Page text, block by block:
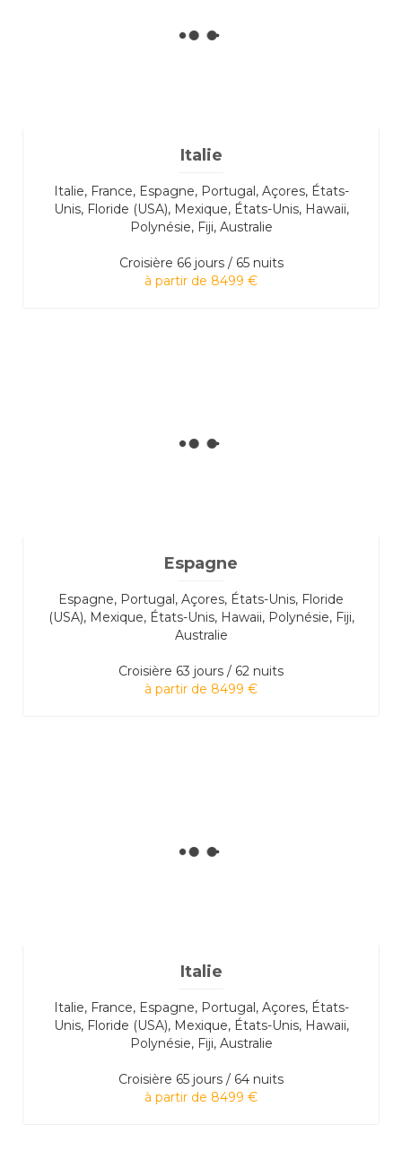
Italie
Italie, France, Espagne, Portugal, Açores, États-
Unis, Floride (USA), Mexique, États-Unis, Hawaii,
Polynésie, Fiji, Australie
Croisière 66 jours / 65 nuits
à partir de 8499 €
Espagne
Espagne, Portugal, Açores, États-Unis, Floride
(USA), Mexique, États-Unis, Hawaii, Polynésie, Fiji,
Australie
Croisière 63 jours / 62 nuits
à partir de 8499 €
Italie
Italie, France, Espagne, Portugal, Açores, États-
Unis, Floride (USA), Mexique, États-Unis, Hawaii,
Polynésie, Fiji, Australie
Croisière 65 jours / 64 nuits
à partir de 8499 €